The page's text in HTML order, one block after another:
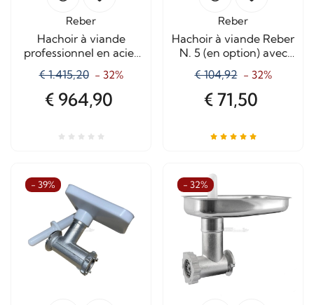
Reber
Hachoir à viande
professionnel en acier
inoxydable N.32
1200W-M80AET
€ 1.415,20 - 32%
€ 964,90
Reber
Hachoir à viande Reber
N. 5 (en option) avec
plaque en acier
inoxydable
€ 104,92 - 32%
€ 71,50
- 39% - 32%